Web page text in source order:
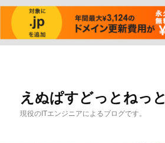
えぬぱすどっとねっと
現役のITエンジニアによるブログです。